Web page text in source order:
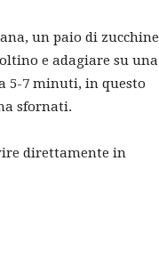
un paio di zucchine
e adagiare su una
5-7 minuti, in questo
sfornati.
direttamente in